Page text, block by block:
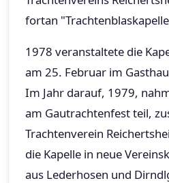
fortan
1978 veranstaltete die
am 25. Februar im
Im Jahr darauf, 1979,
am Gautrachtenfest teil,
Trachtenverein
die Kapelle in neue
aus Lederhosen und